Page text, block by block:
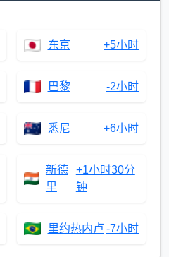
东京 +5小时
巴黎 -2小时
悉尼 +6小时
新德
里
+1小时30分
钟
里约热内卢 -7小时